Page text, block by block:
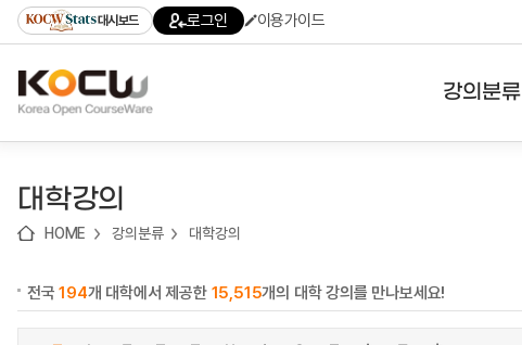
기
기
기
content)
가
대시보드 로그인 이용가이드
강의분류
대학강의
HOME 강의분류 대학강의
전국194개 대학에서 제공한 15,515개의 대학 강의를 만나보세요!